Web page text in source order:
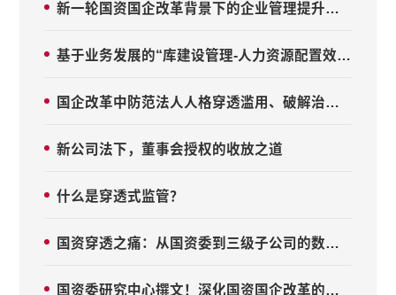
新一轮国资国企改革背景下的企业管理提升解读
基于业务发展的“库建设管理-人力资源配置效率提升”管理范式
国企改革中防范法人人格穿透滥用、破解治理空心化的核心路径
新公司法下，董事会授权的收放之道
什么是穿透式监管？
国资穿透之痛：从国资委到三级子公司的数据突围
国资委研究中心撰文！深化国资国企改革的六大要点